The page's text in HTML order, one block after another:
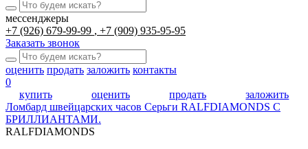
мессенджеры
+7 (926) 679-99-99
+7 (909) 935-95-95
Заказать звонок
оценить продать заложить контакты
0
купить
оценить продать
заложить
Ломбард швейцарских часов Серьги RALFDIAMONDS С
БРИЛЛИАНТАМИ.
RALFDIAMONDS